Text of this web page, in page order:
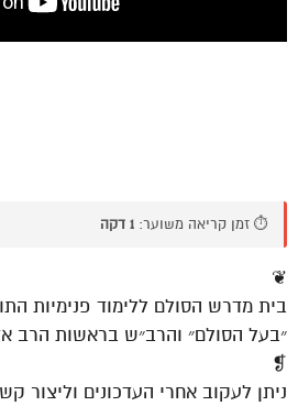
⏱️ זמן קריאה משוער: 1 דקה
❦
בית מדרש הסולם ללימוד פנימיות
״בעל הסולם״ והרב״ש בראשות הרב
❡
ניתן לעקוב אחרי העדכונים וליצור